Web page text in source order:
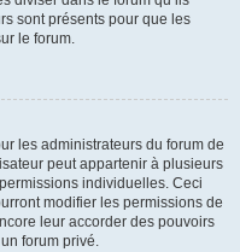
sont présents pour que les
le forum.
les administrateurs du forum de
peut appartenir à plusieurs
individuelles. Ceci
modifier les permissions de
leur accorder des pouvoirs
forum privé.